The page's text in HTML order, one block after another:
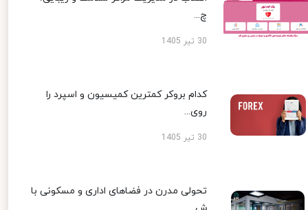
چ...
30 تیر 1405
کدام بروکر کمترین کمیسیون و اسپرد را
روی...
30 تیر 1405
تحولی مدرن در فضاهای اداری و مسکونی با